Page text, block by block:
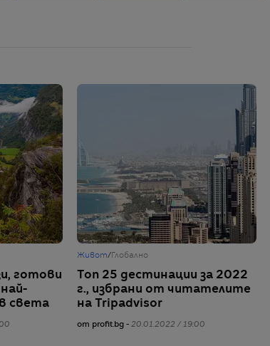
готови
света
Живот/ Глобално
Топ 25 дестинации за 2022
г., избрани от читателите
на Tripadvisor
от profit.bg - 20.01.2022 / 19:00